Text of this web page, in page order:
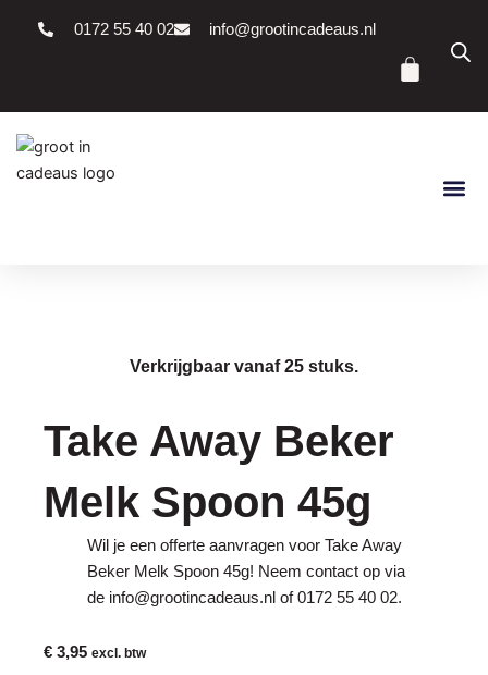
0172 55 40 02 info@grootincadeaus.nl
Take Away Beker
Melk Spoon 45g
Wil je een offerte aanvragen voor Take Away
Beker Melk Spoon 45g! Neem contact op via
de info@grootincadeaus.nl of0172 55 40 02.
€ 3,95 excl. btw
Verkrijgbaar vanaf 25 stuks.